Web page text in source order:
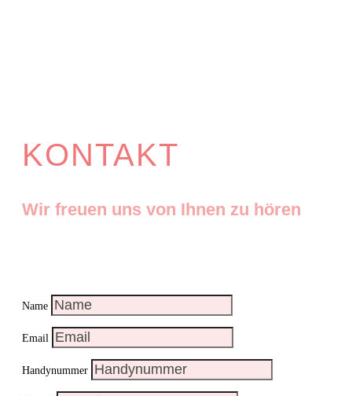
KONTAKT
Wir freuen uns von Ihnen zu hören
Name
Email
Handynummer